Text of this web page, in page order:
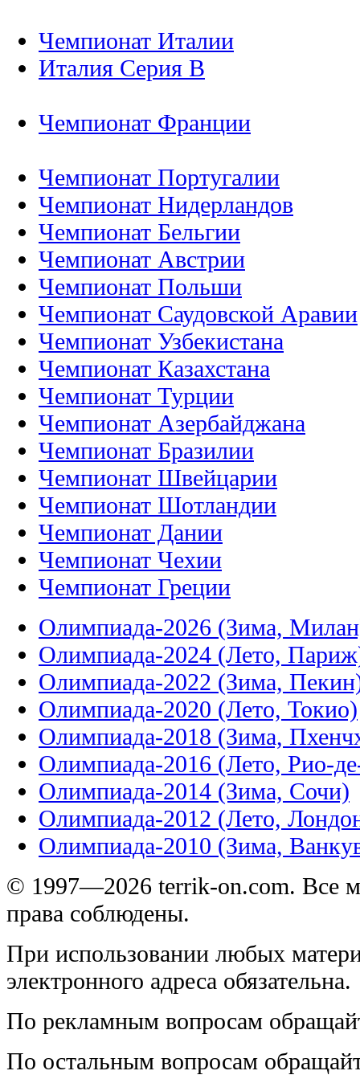
Чемпионат Италии
Италия Серия B
Чемпионат Франции
Чемпионат Португалии
Чемпионат Нидерландов
Чемпионат Бельгии
Чемпионат Австрии
Чемпионат Польши
Чемпионат Саудовской Аравии
Чемпионат Узбекистана
Чемпионат Казахстана
Чемпионат Турции
Чемпионат Азербайджана
Чемпионат Бразилии
Чемпионат Швейцарии
Чемпионат Шотландии
Чемпионат Дании
Чемпионат Чехии
Чемпионат Греции
Олимпиада-2026 (Зима,
Олимпиада-2024 (Лето,
Олимпиада-2022 (Зима,
Олимпиада-2020 (Лето, Токио)
Олимпиада-2018 (Зима,
Олимпиада-2016 (Лето, Рио-
Олимпиада-2014 (Зима, Сочи)
Олимпиада-2012 (Лето,
Олимпиада-2010 (Зима,
© 1997—2026 terrik-on.com. Все
права соблюдены.
При использовании любых
электронного адреса обязательна.
По рекламным вопросам
По остальным вопросам